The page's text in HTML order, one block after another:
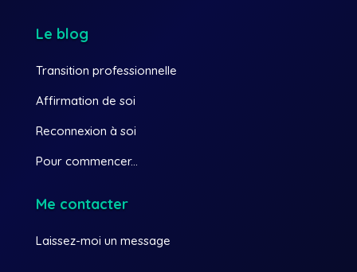
Le blog
Transition professionnelle
Affirmation de soi
Reconnexion à soi
Pour commencer...
Me contacter
Laissez-moi un message